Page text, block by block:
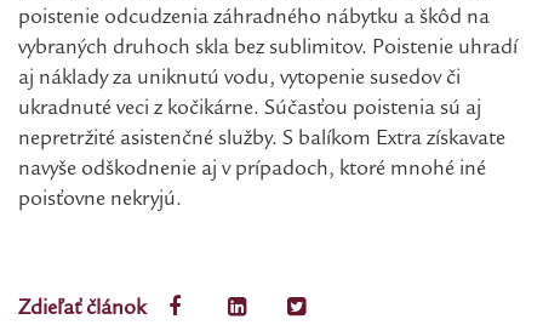
poistenie odcudzenia záhradného nábytku a škôd na
vybraných druhoch skla bez sublimitov. Poistenie uhradí
aj náklady za uniknutú vodu, vytopenie susedov či
ukradnuté veci z kočikárne. Súčasťou poistenia sú aj
nepretržité asistenčné služby. S balíkom Extra získavate
navyše odškodnenie aj v prípadoch, ktoré mnohé iné
poisťovne nekryjú.
Zdieľať článok